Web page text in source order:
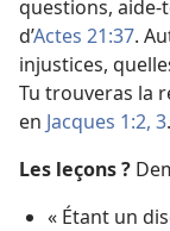
questions, aide-
d’Actes 21:37.
injustices,
Tu trouveras la
en Jacques 1:2, 3.
Les leçons ?
« Étant un